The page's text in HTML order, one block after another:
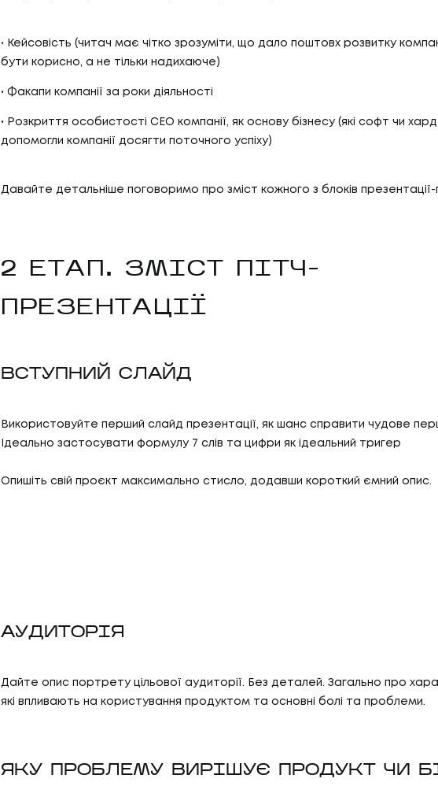
Кейсовість (читач має чітко зрозуміти, що дало поштовх розвитку
бути корисно, а не тільки надихаюче)
Факапи компанії за роки діяльності
Розкриття особистості CEO компанії, як основу бізнесу (які софт чи хард
допомогли компанії досягти поточного успіху)
Давайте детальніше поговоримо про зміст кожного з блоків презентації-
2 ЕТАП. ЗМІСТ ПІТЧ-
ПРЕЗЕНТАЦІЇ
ВСТУПНИЙ СЛАЙД
Використовуйте перший слайд презентації, як шанс справити чудове
Ідеально застосувати формулу 7 слів та цифри як ідеальний тригер
Опишіть свій проєкт максимально стисло, додавши короткий ємний опис.
АУДИТОРІЯ
Дайте опис портрету цільової аудиторії. Без деталей. Загально про
які впливають на користування продуктом та основні болі та проблеми.
ЯКУ ПРОБЛЕМУ ВИРІШУЄ ПРОДУКТ ЧИ